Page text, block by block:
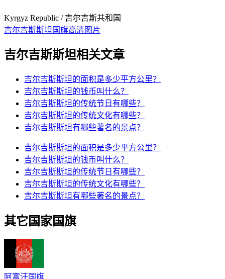
Kyrgyz Republic / 吉尔吉斯共和国
吉尔吉斯斯坦国旗高清图片
吉尔吉斯斯坦相关文章
吉尔吉斯斯坦的面积是多少平方公里？
吉尔吉斯斯坦的钱币叫什么？
吉尔吉斯斯坦的传统节日有哪些？
吉尔吉斯斯坦的传统文化有哪些？
吉尔吉斯斯坦有哪些著名的景点？
吉尔吉斯斯坦的面积是多少平方公里？
吉尔吉斯斯坦的钱币叫什么？
吉尔吉斯斯坦的传统节日有哪些？
吉尔吉斯斯坦的传统文化有哪些？
吉尔吉斯斯坦有哪些著名的景点？
其它国家国旗
阿富汗国旗